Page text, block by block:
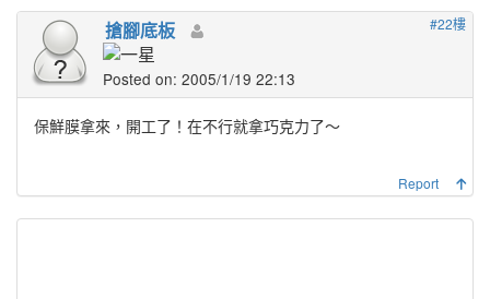
#22樓
搶腳底板
Posted on: 2005/1/19 22:13
保鮮膜拿來，開工了！在不行就拿巧克力了～
Report